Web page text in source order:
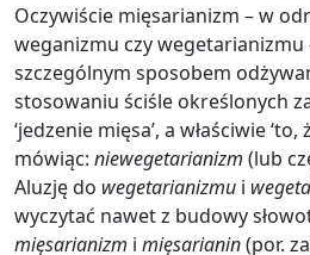
Oczywiście mięsarianizm – w
weganizmu czy wegetarianizmu
szczególnym sposobem
stosowaniu ściśle określonych
‘jedzenie mięsa’, a właściwie
mówiąc: niewegetarianizm (lub
Aluzję do wegetarianizmu i
wyczytać nawet z budowy
mięsarianizm i mięsarianin(por.